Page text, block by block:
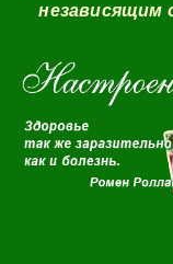
независящим